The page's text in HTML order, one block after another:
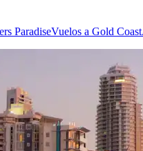
ParadiseVuelos a Gold Coast